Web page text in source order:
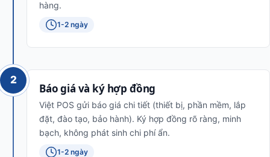
hàng.
1-2 ngày
2
Báo giá và ký hợp đồng
Việt POS gửi báo giá chi tiết (thiết bị, phần mềm, lắp
đặt, đào tạo, bảo hành). Ký hợp đồng rõ ràng, minh
bạch, không phát sinh chi phí ẩn.
1-2 ngày